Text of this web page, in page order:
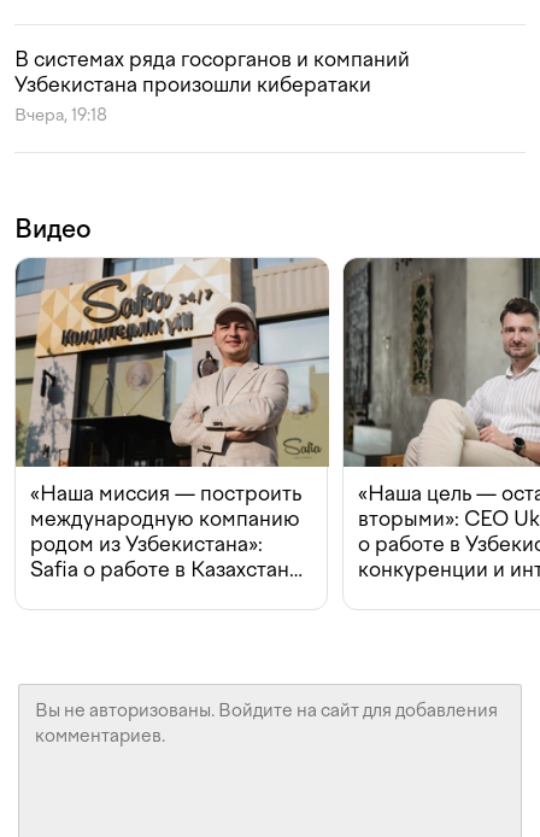
В системах ряда госорганов и компаний
Узбекистана произошли кибератаки
Вчера, 19:18
Видео
«Наша миссия — построить
международную компанию
родом из Узбекистана»:
Safia о работе в Казахстане,
«Наша цель —
вторыми»: CEO
о работе в
конкуренции и